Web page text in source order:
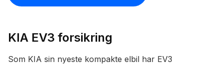
KIA EV3 forsikring
Som KIA sin nyeste kompakte elbil har EV3